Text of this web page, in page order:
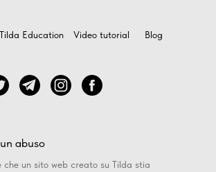
Tilda Education Video tutorial Blog
abuso
che un sito web creato su Tilda stia